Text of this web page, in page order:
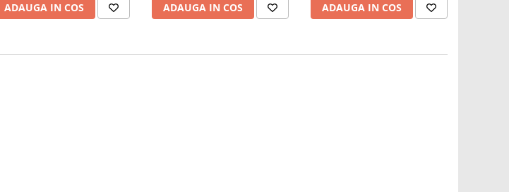
ADAUGA IN COS ADAUGA IN COS ADAUGA IN COS